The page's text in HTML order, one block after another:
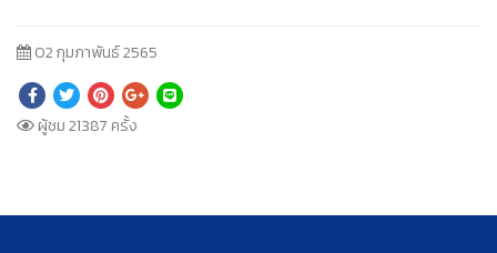
02 กุมภาพันธ์ 2565
ผู้ชม 21387 ครั้ง